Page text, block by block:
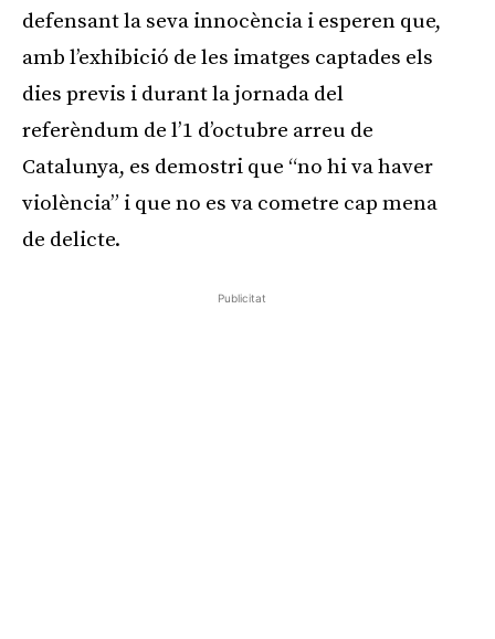
defensant la seva innocència i esperen que,
amb l’exhibició de les imatges captades els
dies previs i durant la jornada del
referèndum de l’1 d’octubre arreu de
Catalunya, es demostri que “no hi va haver
violència” i que no es va cometre cap mena
de delicte.
Publicitat